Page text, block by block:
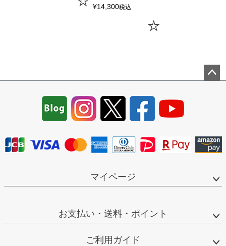
¥14,300税込
マイページ
お支払い・送料・ポイント
ご利用ガイド